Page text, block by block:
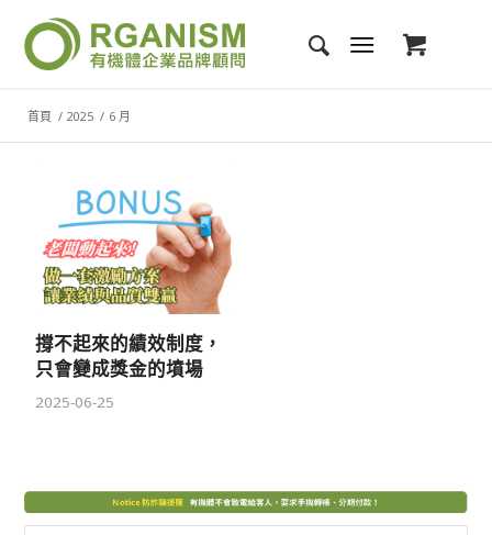
首頁 / 2025 / 6 月
撐不起來的績效制度，
只會變成獎金的墳場
2025-06-25